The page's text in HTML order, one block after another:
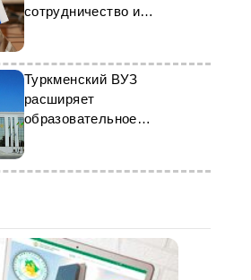
сотрудничество и
прикладные исследования
Туркменский ВУЗ
расширяет
образовательное
сотрудничество с Румынией